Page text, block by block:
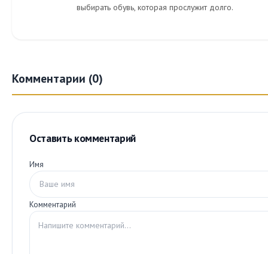
выбирать обувь, которая прослужит долго.
Комментарии (0)
Оставить комментарий
Имя
Комментарий